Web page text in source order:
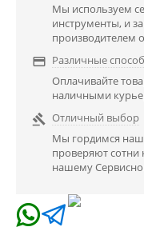
Мы используем
инструменты, и
производителем
 Различные
Оплачивайте
наличными
 Отличный выбор
Мы гордимся
проверяют сотни
нашему